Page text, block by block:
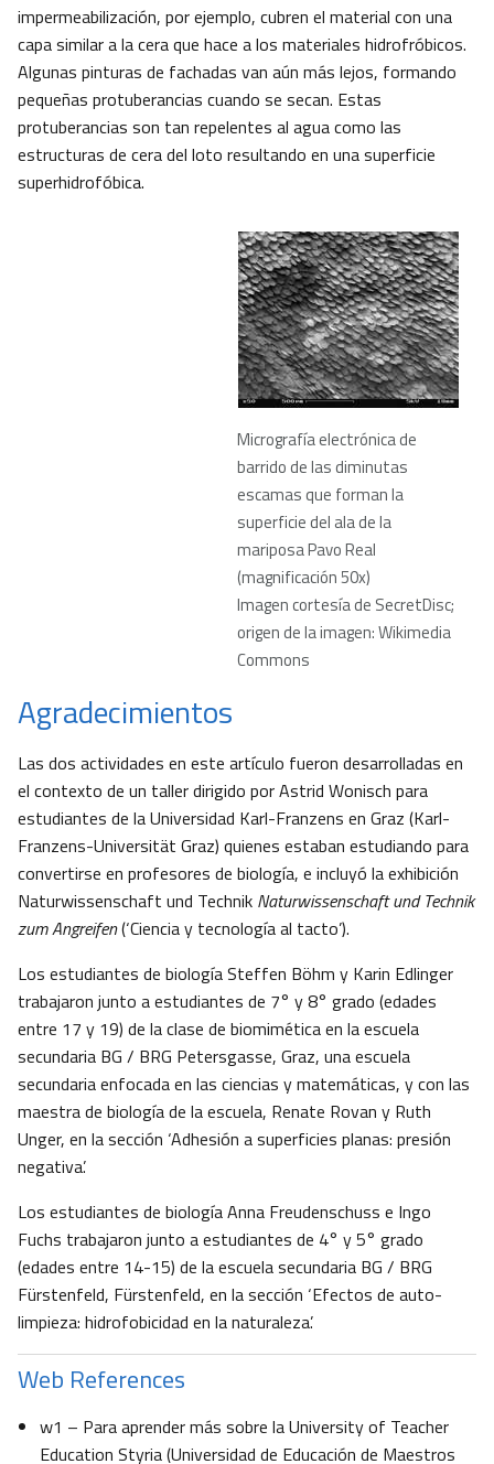
impermeabilización, por ejemplo, cubren el material con una
capa similar a la cera que hace a los materiales hidrofróbicos.
Algunas pinturas de fachadas van aún más lejos, formando
pequeñas protuberancias cuando se secan. Estas
protuberancias son tan repelentes al agua como las
estructuras de cera del loto resultando en una superficie
superhidrofóbica.
Micrografía electrónica de
barrido de las diminutas
escamas que forman la
superficie del ala de la
mariposa Pavo Real
(magnificación 50x)
Imagen cortesía de SecretDisc;
origen de la imagen: Wikimedia
Commons
Agradecimientos
Las dos actividades en este artículo fueron desarrolladas en
el contexto de un taller dirigido por Astrid Wonisch para
estudiantes de la Universidad Karl-Franzens en Graz (Karl-
Franzens-Universität Graz) quienes estaban estudiando para
convertirse en profesores de biología, e incluyó la exhibición
Naturwissenschaft und Technik Naturwissenschaft und Technik
zum Angreifen(‘Ciencia y tecnología al tacto’).
Los estudiantes de biología Steffen Böhm y Karin Edlinger
trabajaron junto a estudiantes de 7° y 8° grado (edades
entre 17 y 19) de la clase de biomimética en la escuela
secundaria BG / BRG Petersgasse, Graz, una escuela
secundaria enfocada en las ciencias y matemáticas, y con las
maestra de biología de la escuela, Renate Rovan y Ruth
Unger, en la sección ‘Adhesión a superficies planas: presión
negativa’.
Los estudiantes de biología Anna Freudenschuss e Ingo
Fuchs trabajaron junto a estudiantes de 4° y 5° grado
(edades entre 14-15) de la escuela secundaria BG / BRG
Fürstenfeld, Fürstenfeld, en la sección ‘Efectos de auto-
limpieza: hidrofobicidad en la naturaleza’.
Web References
w1 – Para aprender más sobre la University of Teacher
Education Styria (Universidad de Educación de Maestros